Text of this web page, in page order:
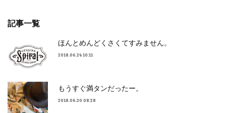
記事一覧
ほんとめんどくさくてすみません。
2018.06.24 10:11
もうすぐ満タンだったー。
2018.06.20 08:28